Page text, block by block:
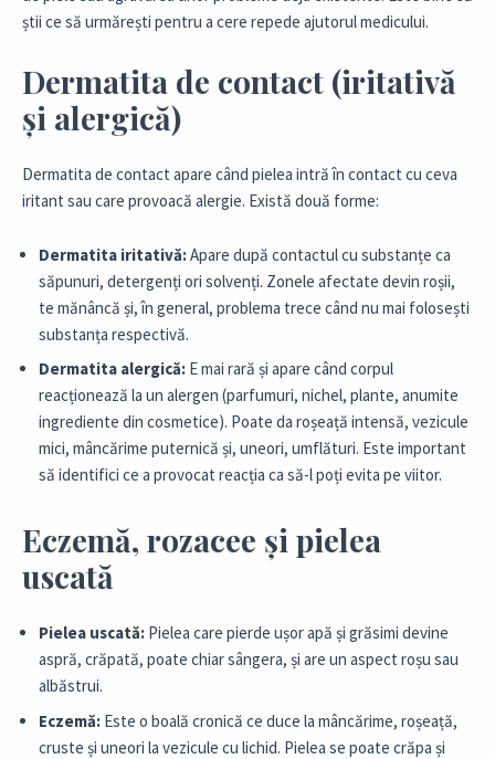
știi ce să urmărești pentru a cere repede ajutorul medicului.
Dermatita de contact (iritativă
și alergică)
Dermatita de contact apare când pielea intră în contact cu ceva
iritant sau care provoacă alergie. Există două forme:
Dermatita iritativă:Apare după contactul cu substanțe ca
săpunuri, detergenți ori solvenți. Zonele afectate devin roșii,
te mănâncă și, în general, problema trece când nu mai folosești
substanța respectivă.
Dermatita alergică: E mai rară și apare când corpul
reacționează la un alergen (parfumuri, nichel, plante, anumite
ingrediente din cosmetice). Poate da roșeață intensă, vezicule
mici, mâncărime puternică și, uneori, umflături. Este important
să identifici ce a provocat reacția ca să-l poți evita pe viitor.
Eczemă, rozacee și pielea
uscată
Pielea uscată: Pielea care pierde ușor apă și grăsimi devine
aspră, crăpată, poate chiar sângera, și are un aspect roșu sau
albăstrui.
Eczemă: Este o boală cronică ce duce la mâncărime, roșeață,
cruste și uneori la vezicule cu lichid. Pielea se poate crăpa și